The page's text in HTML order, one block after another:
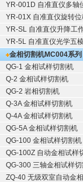
YR-001D 自准直仪多轴
YR-01X 自准直仪旋转
YR-SL 自准直仪升降工
YR-5L 自准直仪光学五
金相切割机MC004系列
QG-1 金相试样切割机
Q-2 金相试样切割机
QG-2 岩相切割机
Q-3A 金相试样切割机
Q-4A 金相试样切割机
QG-5A 金相试样切割机
QG-100 金相试样切割机
QG-100Z 自动金相试样
QG-300 三轴金相试样
ZQ-40 无级双室自动金